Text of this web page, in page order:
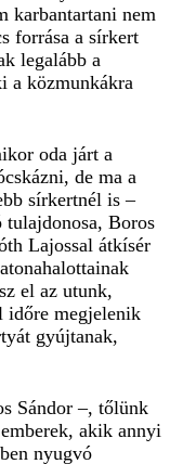
karbantartani nem
forrása a sírkert
legalább a
a közmunkákra
oda járt a
de ma a
sírkertnél is –
tulajdonosa, Boros
Lajossal átkísér
el az utunk,
időre megjelenik
gyújtanak,
Sándor –, tőlünk
akik annyi
nyugvó